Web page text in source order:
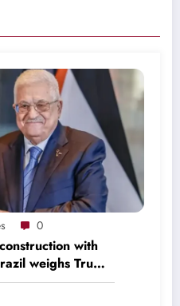
0
with
weighs Trump